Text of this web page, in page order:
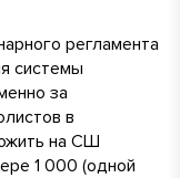
регламента
системы
за
в
на СШ
1 000 (одной